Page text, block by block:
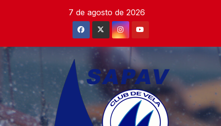
7 de agosto de 2026